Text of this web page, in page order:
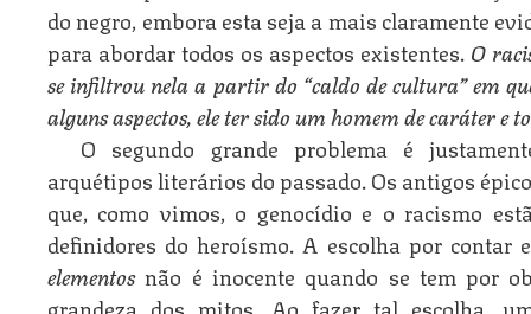
do negro, embora esta seja a mais claramente
para abordar todos os aspectos existentes. O
se infiltrou nela a partir do “caldo de cultura” em
alguns aspectos, ele ter sido um homem de caráter e
O segundo grande problema é
arquétipos literários do passado. Os antigos
que, como vimos, o genocídio e o racismo
definidores do heroísmo. A escolha por contar
elementosnão é inocente quando se tem por